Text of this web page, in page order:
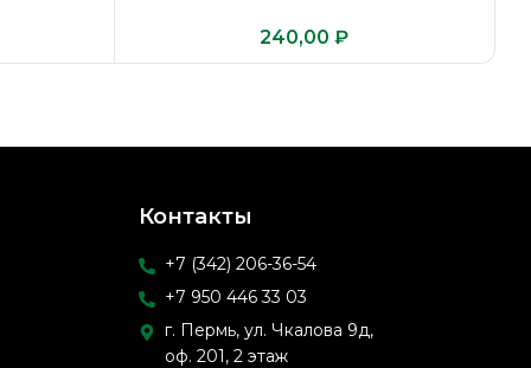
₽
Контакты
+7 (342) 206-36-54
+7 950 446 33 03
г. Пермь, ул. Чкалова 9д,
оф. 201, 2 этаж